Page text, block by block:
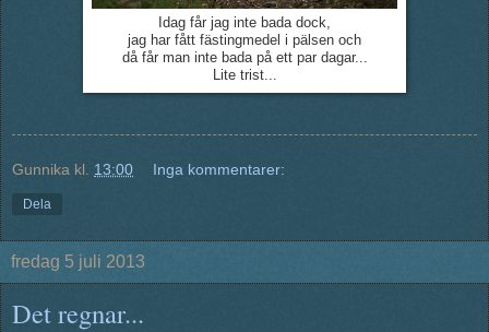
Idag får jag inte bada dock,
jag har fått fästingmedel i pälsen och
då får man inte bada på ett par dagar...
Lite trist...
Gunnika kl. 13:00 Inga kommentarer:
Dela
fredag 5 juli 2013
Det regnar...